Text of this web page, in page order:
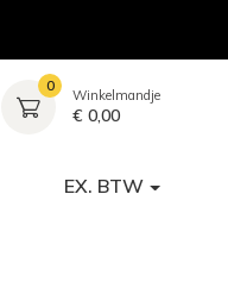
0
Winkelmandje
€ 0,00
EX. BTW